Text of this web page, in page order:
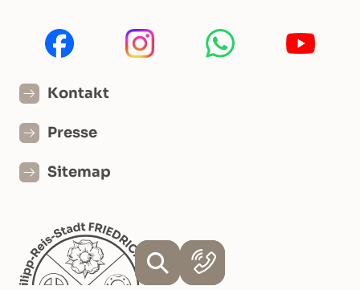
Kontakt
Presse
Sitemap